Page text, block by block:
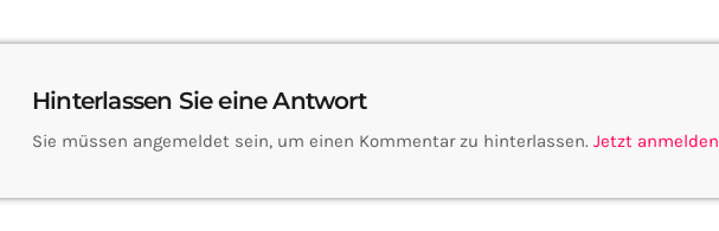
Hinterlassen Sie eine Antwort
Sie müssen angemeldet sein, um einen Kommentar zu hinterlassen. Jetzt anmelden